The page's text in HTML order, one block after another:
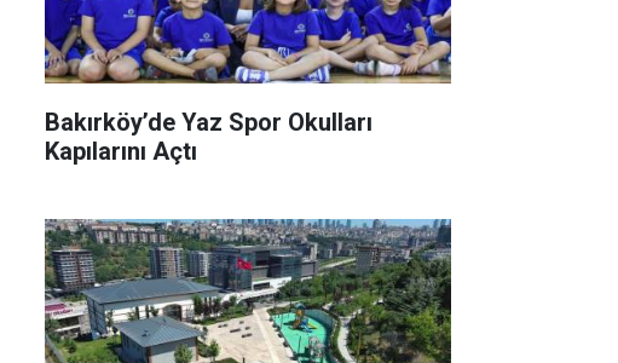
Bakırköy’de Yaz Spor Okulları
Kapılarını Açtı